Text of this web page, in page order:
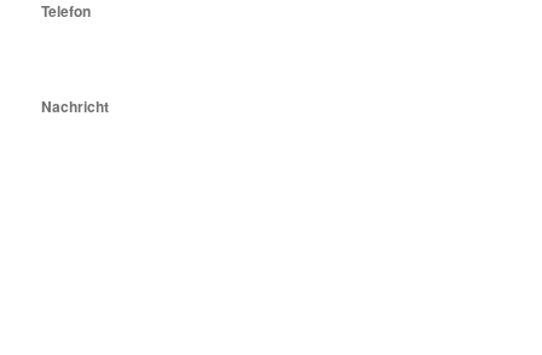
Telefon
Nachricht